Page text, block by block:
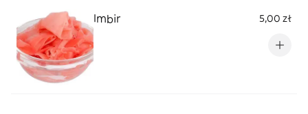
Imbir 5,00 zł